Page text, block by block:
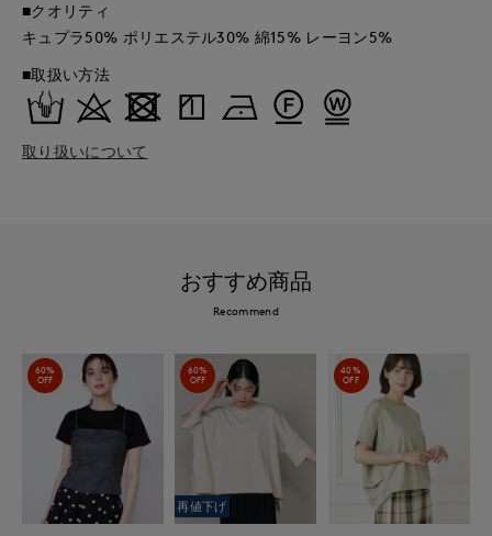
■クオリティ
キュプラ50% ポリエステル30% 綿15% レーヨン5%
■取扱い方法
取り扱いについて
おすすめ商品
Recommend
60%
OFF
60%
OFF
再値下げ
40%
OFF